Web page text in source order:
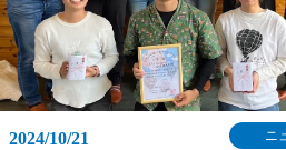
2024/10/21 ニ